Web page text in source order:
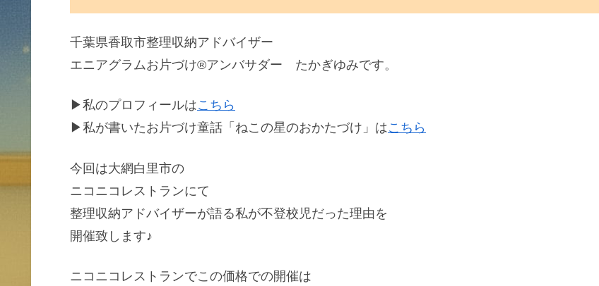
千葉県香取市整理収納アドバイザー
エニアグラムお片づけ®アンバサダー たかぎゆみです。
▶私のプロフィールはこちら
▶私が書いたお片づけ童話「ねこの星のおかたづけ」はこちら
今回は大網白里市の
ニコニコレストランにて
整理収納アドバイザーが語る私が不登校児だった理由を
開催致します♪
ニコニコレストランでこの価格での開催は